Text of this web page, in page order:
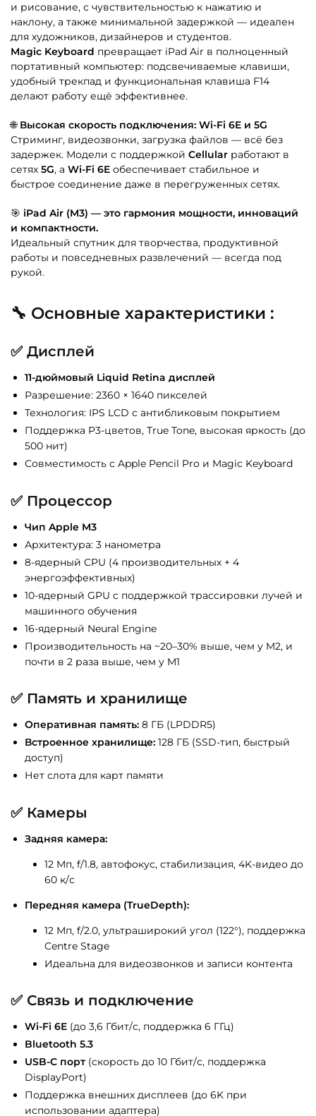
и рисование, с чувствительностью к нажатию и
наклону, а также минимальной задержкой — идеален
для художников, дизайнеров и студентов.
Magic Keyboard превращает iPad Air в полноценный
портативный компьютер: подсвечиваемые клавиши,
удобный трекпад и функциональная клавиша F14
делают работу ещё эффективнее.
🌐 Высокая скорость подключения: Wi-Fi 6E и 5G
Стриминг, видеозвонки, загрузка файлов — всё без
задержек. Модели с поддержкой Cellular работают в
сетях 5G, а Wi-Fi 6E обеспечивает стабильное и
быстрое соединение даже в перегруженных сетях.
🎯 iPad Air (M3) — это гармония мощности, инноваций
и компактности.
Идеальный спутник для творчества, продуктивной
работы и повседневных развлечений — всегда под
рукой.
🔧 Основные характеристики :
✅ Дисплей
11-дюймовый Liquid Retina дисплей
Разрешение: 2360 × 1640 пикселей
Технология: IPS LCD с антибликовым покрытием
Поддержка P3-цветов, True Tone, высокая яркость (до
500 нит)
Совместимость с Apple Pencil Pro и Magic Keyboard
✅ Процессор
Чип Apple M3
Архитектура: 3 нанометра
8-ядерный CPU (4 производительных + 4
энергоэффективных)
10-ядерный GPU с поддержкой трассировки лучей и
машинного обучения
16-ядерный Neural Engine
Производительность на ~20–30% выше, чем у M2, и
почти в 2 раза выше, чем у M1
✅ Память и хранилище
Оперативная память: 8 ГБ (LPDDR5)
Встроенное хранилище: 128 ГБ (SSD-тип, быстрый
доступ)
Нет слота для карт памяти
✅ Камеры
Задняя камера:
12 Мп, f/1.8, автофокус, стабилизация, 4K-видео до
60 к/с
Передняя камера (TrueDepth):
12 Мп, f/2.0, ультраширокий угол (122°), поддержка
Centre Stage
Идеальна для видеозвонков и записи контента
✅ Связь и подключение
Wi-Fi 6E (до 3,6 Гбит/с, поддержка 6 ГГц)
Bluetooth 5.3
USB-C порт(скорость до 10 Гбит/с, поддержка
DisplayPort)
Поддержка внешних дисплеев (до 6K при
использовании адаптера)